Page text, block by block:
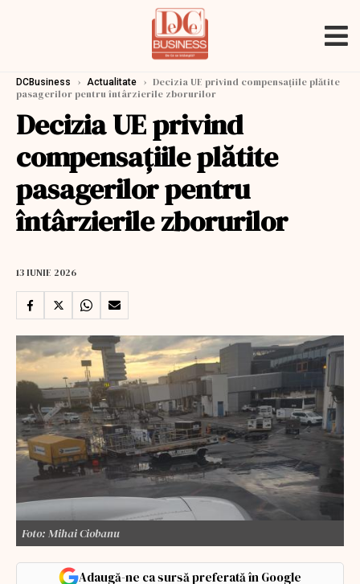
DCBusiness › Actualitate › Decizia UE privind compensaţiile plătite
pasagerilor pentru întârzierile zborurilor
Decizia UE privind
compensaţiile plătite
pasagerilor pentru
întârzierile zborurilor
13 IUNIE 2026
Foto: Mihai Ciobanu
Adaugă-ne ca sursă preferată în Google